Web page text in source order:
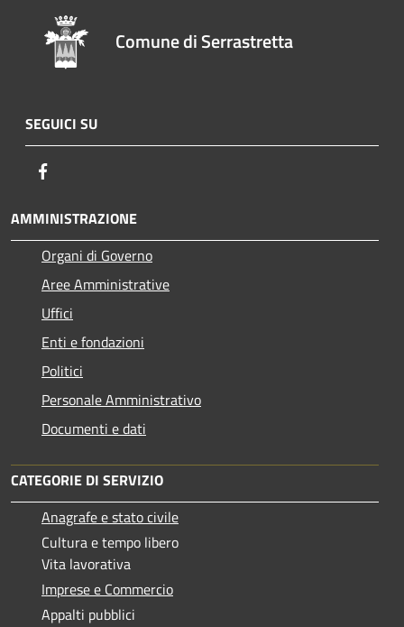
Comune di Serrastretta
SEGUICI SU
AMMINISTRAZIONE
Organi di Governo
Aree Amministrative
Uffici
Enti e fondazioni
Politici
Personale Amministrativo
Documenti e dati
CATEGORIE DI SERVIZIO
Anagrafe e stato civile
Cultura e tempo libero
Vita lavorativa
Imprese e Commercio
Appalti pubblici